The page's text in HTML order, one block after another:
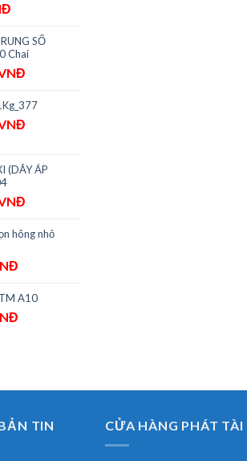
SỐ
Chai
(DÂY ÁP
hông nhỏ
A10
TIN CỬA HÀNG PHÁT TÀI